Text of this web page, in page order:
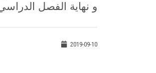
و نهاية الفصل
2019-09-10